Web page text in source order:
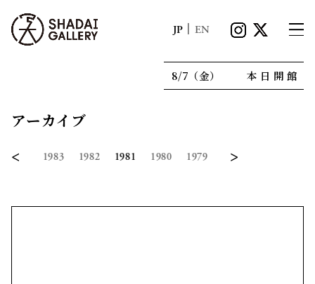
JP EN
8/7（金） 本日開館
アーカイブ
<
1984 1983 1982 1981 1980 1979 1978
>